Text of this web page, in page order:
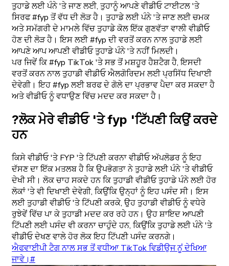
ਤੁਹਾਡੇ ਲਈ ਪੰਨੇ 'ਤੇ ਜਾਣ ਲਈ, ਤੁਹਾਨੂੰ ਆਪਣੇ ਵੀਡੀਓ ਟਾਈਟਲ 'ਤੇ
ਸਿਰਫ #fyp ਤੋਂ ਵੱਧ ਦੀ ਲੋੜ ਹੈ। ਤੁਹਾਡੇ ਲਈ ਪੰਨੇ 'ਤੇ ਜਾਣ ਲਈ ਚਮਕ
ਅਤੇ ਸਮੱਗਰੀ ਦੇ ਮਾਮਲੇ ਵਿੱਚ ਤੁਹਾਡੇ ਕੋਲ ਇੱਕ ਗੁਣਵੱਤਾ ਵਾਲੀ ਵੀਡੀਓ
ਹੋਣ ਦੀ ਲੋੜ ਹੈ। ਇਸ ਲਈ #fyp ਦੀ ਵਰਤੋਂ ਕਰਨ ਨਾਲ ਤੁਹਾਡੇ ਲਈ
ਆਪਣੇ ਆਪ ਆਪਣੀ ਵੀਡੀਓ ਤੁਹਾਡੇ ਪੰਨੇ 'ਤੇ ਨਹੀਂ ਮਿਲਦੀ।
ਪਰ ਜਿਵੇਂ ਕਿ #fyp TikTok 'ਤੇ ਸਭ ਤੋਂ ਮਸ਼ਹੂਰ ਹੈਸ਼ਟੈਗ ਹੈ, ਇਸਦੀ
ਵਰਤੋਂ ਕਰਨ ਨਾਲ ਤੁਹਾਡੀ ਵੀਡੀਓ ਐਲਗੋਰਿਦਮ ਲਈ ਪ੍ਰਸਿੱਧ ਦਿਖਾਈ
ਦੇਵੇਗੀ। ਇਹ #fyp ਲਈ ਬਰਫ ਦੇ ਗੋਲੇ ਦਾ ਪ੍ਰਭਾਵ ਪੈਦਾ ਕਰ ਸਕਦਾ ਹੈ
ਅਤੇ ਵੀਡੀਓ ਨੂੰ ਵਧਾਉਣ ਵਿੱਚ ਮਦਦ ਕਰ ਸਕਦਾ ਹੈ।
?ਲੋਕ ਮੇਰੇ ਵੀਡੀਓ 'ਤੇ fyp 'ਟਿੱਪਣੀ ਕਿਉਂ ਕਰਦੇ
ਹਨ
ਕਿਸੇ ਵੀਡੀਓ 'ਤੇ FYP 'ਤੇ ਟਿੱਪਣੀ ਕਰਨਾ ਵੀਡੀਓ ਅੱਪਲੋਡਰ ਨੂੰ ਇਹ
ਦੱਸਣ ਦਾ ਇੱਕ ਮਤਲਬ ਹੈ ਕਿ ਉਪਭੋਗਤਾ ਨੇ ਤੁਹਾਡੇ ਲਈ ਪੰਨੇ 'ਤੇ ਵੀਡੀਓ
ਦੇਖੀ ਸੀ। ਲੋਕ ਚਾਹ ਸਕਦੇ ਹਨ ਕਿ ਤੁਹਾਡੀ ਵੀਡੀਓ ਤੁਹਾਡੇ ਪੰਨੇ ਲਈ ਹੋਰ
ਲੋਕਾਂ 'ਤੇ ਵੀ ਦਿਖਾਈ ਦੇਵੇਗੀ, ਕਿਉਂਕਿ ਉਨ੍ਹਾਂ ਨੂੰ ਇਹ ਪਸੰਦ ਸੀ। ਇਸ
ਲਈ ਤੁਹਾਡੀ ਵੀਡੀਓ 'ਤੇ ਟਿੱਪਣੀ ਕਰਕੇ, ਉਹ ਤੁਹਾਡੀ ਵੀਡੀਓ ਨੂੰ ਵਧੇਰੇ
ਰੁਝੇਵੇਂ ਵਿੱਚ ਪਾ ਕੇ ਤੁਹਾਡੀ ਮਦਦ ਕਰ ਰਹੇ ਹਨ। ਉਹ ਸ਼ਾਇਦ ਆਪਣੀ
ਟਿੱਪਣੀ ਲਈ ਪਸੰਦ ਵੀ ਕਰਨਾ ਚਾਹੁੰਦੇ ਹਨ, ਕਿਉਂਕਿ ਤੁਹਾਡੇ ਲਈ ਪੰਨੇ 'ਤੇ
ਵੀਡੀਓ ਦੇਖਣ ਵਾਲੇ ਹੋਰ ਲੋਕ ਇਹ ਟਿੱਪਣੀ ਪਸੰਦ ਕਰਨਗੇ।
ਐਫਵਾਈਪੀ ਟੈਗ ਨਾਲ ਸਭ ਤੋਂ ਵਧੀਆ TikTok ਵਿਡੀਉਜ ਨੂਂ ਦੇਖਿਆ
ਜਾਵੇ।#